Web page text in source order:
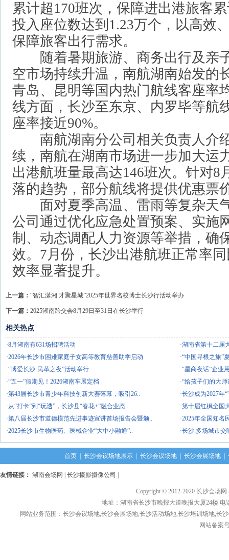
累计超170班次，保障进出港旅客
投入座位数达到1.23万个，以高效
保障旅客出行需求。
随着暑期旅游、商务出行及亲
空市场持续升温，南航湖南始发的
青岛、昆明等国内热门航线客座率
线方面，长沙至东京、内罗毕等航
座率接近90%。
南航湖南分公司相关负责人介
续，南航在湖南市场进一步加大运
出港航班量最高达146班次。针对8
落的趋势，部分航线将提供优惠票
面对夏季高温、雷雨等复杂天
公司通过优化应急处置预案、实施
制、动态调配人力资源等举措，确
效。7月份，长沙出港航班正常率
效率显著提升。
上一篇： “智汇潇湘 才聚星城”2025年世界名校博士长沙行活动举办
下一篇： 2025湖南跨交会8月29日至31日在长沙举行
相关热点
·8月湖南有631场招聘活动
·湖南省第十二届
·2026年长沙市困难家庭子女高等教育慈善助学启动
·“中国寻根之旅”
·“博爱长沙·民革之夜”活动举行
·“星商夜话”企业
·“五一”假期见！2026湖南车展定档
·“给孩子们的大
·第43届长沙市青少年科技创新大赛落幕，吸引26..
·长沙成为2027年
·从“打卡”到“玩透”，长沙县“春花+”融合业态..
·第十届红枫全国
·第八届长沙市道德模范先进事迹宣讲首场报告会暨颁..
·2025年全国知名
·2025长沙市生物医药、医械企业“大中小融通”..
·长沙:多场城市
首页 长沙会议场地展示 长沙会议场地 长沙会展场地
友情链接： 湖南会场网 长沙摄影摄像公司
Copyright © 2012-2020 长沙会场
地址：湖南省长沙市晚报大道晚报大厦24楼 电
网站业务范围：长沙会议场地,长沙会展场地,长沙活动场地,长沙培训场地,长
网站备案